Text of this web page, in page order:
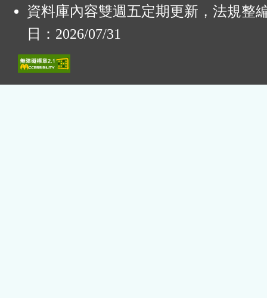
資料庫內容雙週五定期更新，法規整
日：2026/07/31